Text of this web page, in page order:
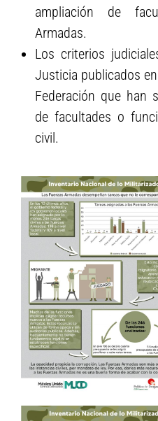
ampliación de
Armadas.
Los criterios
Justicia publicados
Federación que han
de facultades o
civil.